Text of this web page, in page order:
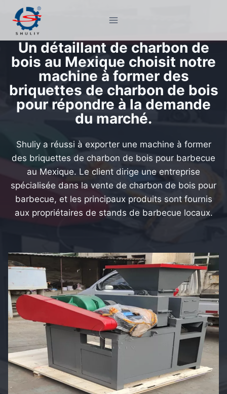
contenu
Un détaillant de charbon de
bois au Mexique choisit notre
machine à former des
briquettes de charbon de bois
pour répondre à la demande
du marché.
Shuliy a réussi à exporter une machine à former
des briquettes de charbon de bois pour barbecue
au Mexique. Le client dirige une entreprise
spécialisée dans la vente de charbon de bois pour
barbecue, et les principaux produits sont fournis
aux propriétaires de stands de barbecue locaux.